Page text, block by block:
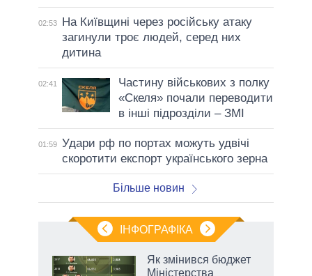
02:53
На Київщині через російську атаку
загинули троє людей, серед них
дитина
02:41
Частину військових з полку
«Скеля» почали переводити
в інші підрозділи – ЗМІ
01:59 Удари рф по портах можуть удвічі
скоротити експорт українського зерна
Більше новин
ІНФОГРАФІКА
Як змінився бюджет
Міністерства